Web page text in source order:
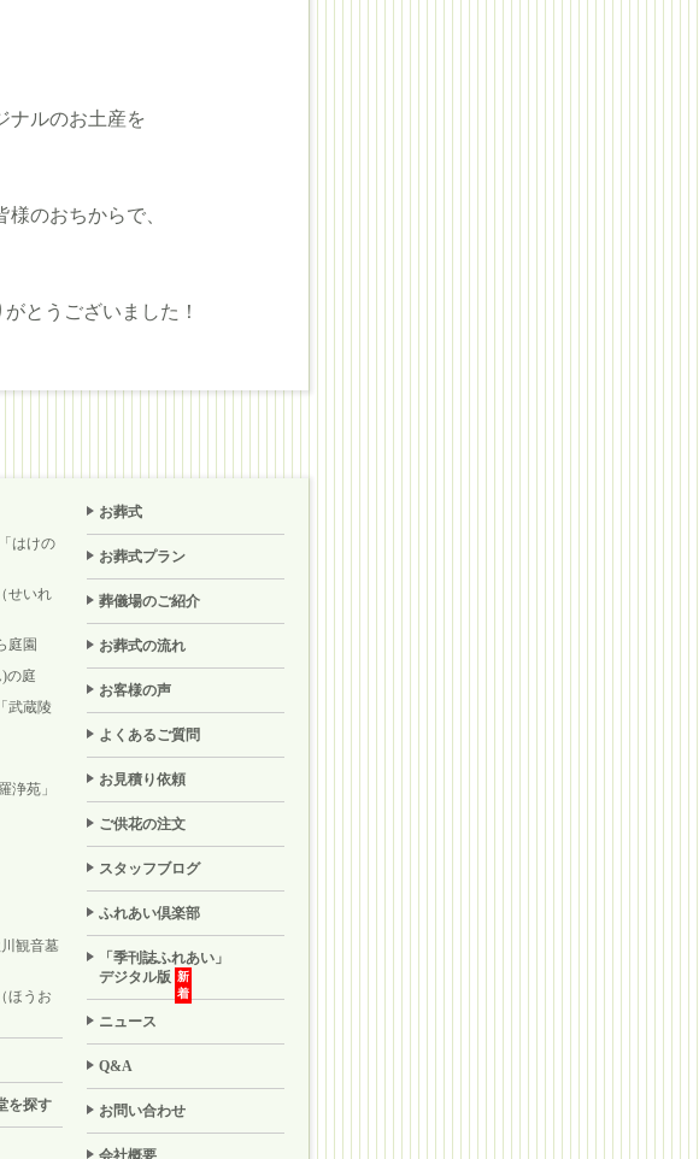
ナルのお土産を
のおちからで、
とうございました！
はけの
せいれ
庭園
の庭
武蔵陵
浄苑」
観音墓
ほうお
を探す
お葬式
お葬式プラン
葬儀場のご紹介
お葬式の流れ
お客様の声
よくあるご質問
お見積り依頼
ご供花の注文
スタッフブログ
ふれあい倶楽部
「季刊誌ふれあい」
デジタル版
ニュース
Q&A
お問い合わせ
会社概要